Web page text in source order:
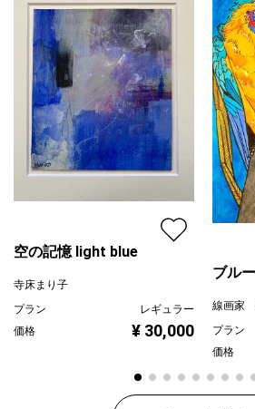
空の記憶 light blue
寺床まり子
プラン
レギュラー
価格
¥ 30,000
ブル
線画家
プラン
価格